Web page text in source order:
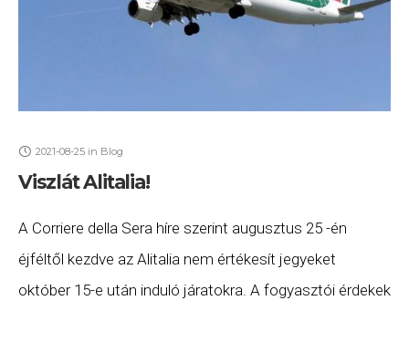
2021-08-25 in Blog
Viszlát Alitalia!
A Corriere della Sera híre szerint augusztus 25 -én
éjféltől kezdve az Alitalia nem értékesít jegyeket
október 15-e után induló járatokra. A fogyasztói érdekek